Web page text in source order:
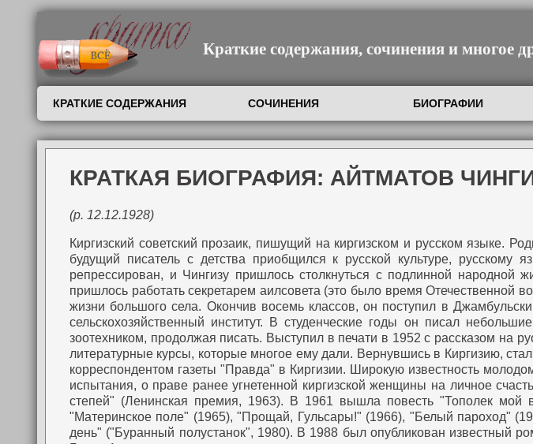
Краткие содержания, сочинения и многое
КРАТКИЕ СОДЕРЖАНИЯ СОЧИНЕНИЯ БИОГРАФИИ
КРАТКАЯ БИОГРАФИЯ: АЙТМАТОВ
(р. 12.12.1928)
Киргизский советский прозаик, пишущий на киргизском и русском языке.
будущий писатель с детства приобщился к русской культуре, русскому
репрессирован, и Чингизу пришлось столкнуться с подлинной народной
пришлось работать секретарем аилсовета (это было время
жизни большого села. Окончив восемь классов, он поступил в
сельскохозяйственный институт. В студенческие годы он писал
зоотехником, продолжая писать. Выступил в печати в 1952 с рассказом на
литературные курсы, которые многое ему дали. Вернувшись в Киргизию,
корреспондентом газеты "Правда" в Киргизии. Широкую известность
испытания, о праве ранее угнетенной киргизской женщины на личное
степей" (Ленинская премия, 1963). В 1961 вышла повесть "Тополек мой
"Материнское поле" (1965), "Прощай, Гульсары!" (1966), "Белый пароход"
день" ("Буранный полустанок", 1980). В 1988 был опубликован известный